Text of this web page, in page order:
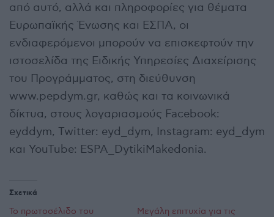
από αυτό, αλλά και πληροφορίες για θέματα
Ευρωπαϊκής Ένωσης και ΕΣΠΑ, οι
ενδιαφερόμενοι μπορούν να επισκεφτούν την
ιστοσελίδα της Ειδικής Υπηρεσίες Διαχείρισης
του Προγράμματος, στη διεύθυνση
www.pepdym.gr, καθώς και τα κοινωνικά
δίκτυα, στους λογαριασμούς Facebook:
eyddym, Twitter: eyd_dym, Instagram: eyd_dym
και YouTube: ESPA_DytikiMakedonia.
Σχετικά
Το πρωτοσέλιδο του
Μεγάλη επιτυχία για τις